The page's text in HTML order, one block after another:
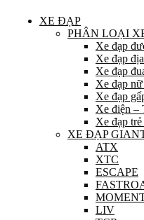
XE ĐẠP
PHÂN LOẠI
Xe đạp
Xe đạp
Xe đạp
Xe đạp
Xe đạp
Xe điện –
Xe đạp
XE ĐẠP
ATX
XTC
ESCAPE
LIV